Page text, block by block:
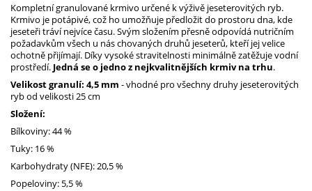
Kompletní granulované krmivo určené k výživě jeseterovitých ryb.
Krmivo je potápivé, což ho umožňuje předložit do prostoru dna, kde
jeseteři tráví nejvíce času. Svým složením přesně odpovídá nutričním
požadavkům všech u nás chovaných druhů jeseterů, kteří jej velice
ochotně přijímají. Díky vysoké stravitelnosti minimálně zatěžuje vodní
prostředí. Jedná se o jedno z nejkvalitnějších krmiv na trhu.
Velikost granulí: 4,5 mm - vhodné pro všechny druhy jeseterovitých
ryb od velikosti 25 cm
Složení:
Bílkoviny: 44 %
Tuky: 16 %
Karbohydraty (NFE): 20,5 %
Popeloviny: 5,5 %